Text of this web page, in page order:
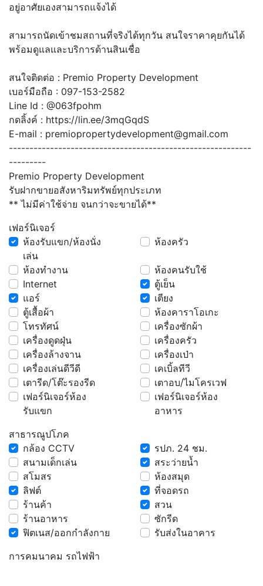
อยู่อาศัยเองสามารถแจ้งได้
สามารถนัดเข้าชมสถานที่จริงได้ทุกวัน สนใจราคาคุยกันได้
พร้อมดูแลและบริการด้านสินเชื่อ
สนใจติดต่อ : Premio Property Development
เบอร์มือถือ : 097-153-2582
Line Id : @063fpohm
กดลิ้งค์ : https://lin.ee/3mqGqdS
E-mail : premiopropertydevelopment@gmail.com
-----------------------------------------------------------
---------
Premio Property Development
รับฝากขายอสังหาริมทรัพย์ทุกประเภท
** ไม่มีค่าใช้จ่าย จนกว่าจะขายได้**
เฟอร์นิเจอร์
ห้องรับแขก/ห้องนั่ง
เล่น
ห้องครัว
ห้องทำงาน
ห้องคนรับใช้
Internet
ตู้เย็น
แอร์
เตียง
ตู้เสื้อผ้า
ห้องคาราโอเกะ
โทรทัศน์
เครื่องซักผ้า
เครื่องดูดฝุ่น
เครื่องครัว
เครื่องล้างจาน
เครื่องเป่า
เครื่องเล่นดีวีดี
เคเบิ้ลทีวี
เตารีด/โต๊ะรองรีด
เตาอบ/ไมโครเวฟ
เฟอร์นิเจอร์ห้อง
รับแขก
เฟอร์นิเจอร์ห้อง
อาหาร
สาธารณูปโภค
กล้อง CCTV
รปภ. 24 ชม.
สนามเด็กเล่น
สระว่ายน้ำ
สโมสร
ห้องสมุด
ลิฟต์
ที่จอดรถ
ร้านค้า
สวน
ร้านอาหาร
ซักรีด
ฟิตเนส/ออกกำลังกาย
รับส่งในอาคาร
การคมนาคม รถไฟฟ้า